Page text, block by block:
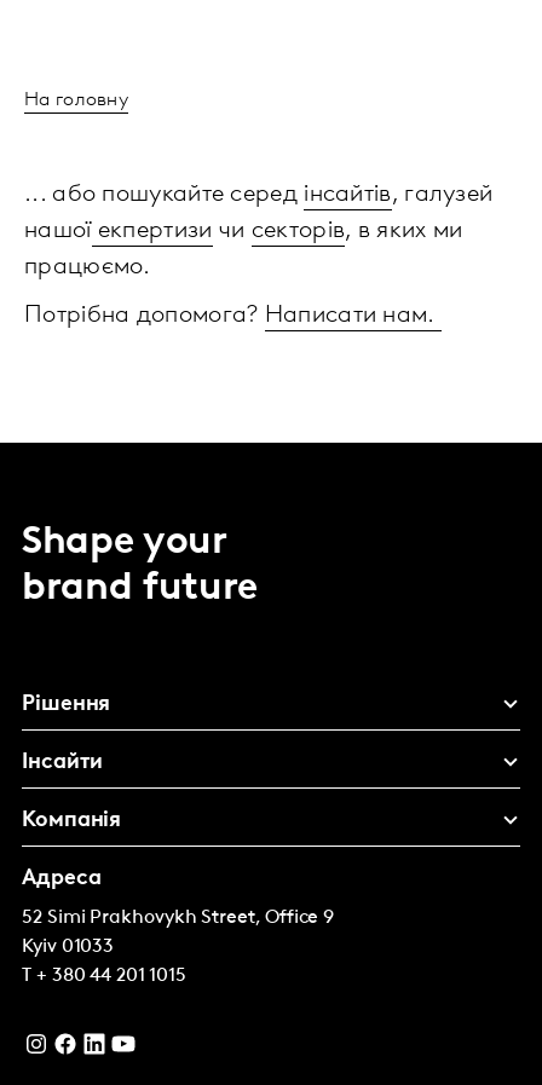
На головну
... або пошукайте серед інсайтів, галузей
нашоїекпертизи чи секторів, в яких ми
працюємо.
Потрібна допомога? Написати нам.
Shape your
brand future
Рішення
Інсайти
Компанія
Адреса
52 Simi Prakhovykh Street, Office 9
Kyiv 01033
+ 380 44 201 1015